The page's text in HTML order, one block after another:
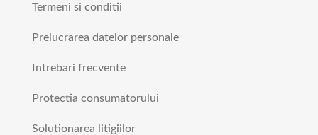
Termeni si conditii
Prelucrarea datelor personale
Intrebari frecvente
Protectia consumatorului
Solutionarea litigiilor